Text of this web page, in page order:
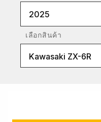
2025
เลือกสินค้า
Kawasaki ZX-6R